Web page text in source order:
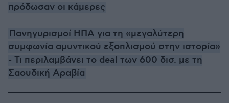
πρόδωσαν οι κάμερες
Πανηγυρισμοί ΗΠΑ για τη «μεγαλύτερη
συμφωνία αμυντικού εξοπλισμού στην ιστορία»
- Τι περιλαμβάνει το deal των 600 δισ. με τη
Σαουδική Αραβία